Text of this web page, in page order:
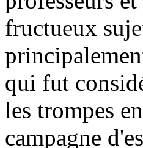
fructueux
qui fut
les trompes
campagne